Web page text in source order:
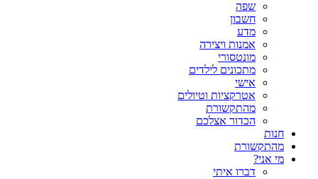
שפה
חשבון
מדע
אמנות ויצירה
מונטסורי
מתכונים לילדים
אישי
אטרקציות וטיולים
מהתקשורת
הכדור אצלכם
חנות
מהתקשורת
מי אני?
דברו איתי